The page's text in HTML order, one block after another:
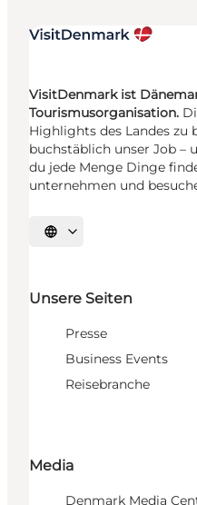
VisitDenmark ist
Tourismusorganisation.
Highlights des Landes zu
buchstäblich unser Job –
du jede Menge Dinge
unternehmen und
Sprache auswählen
Unsere Seiten
Presse
Business Events
Reisebranche
Media
Denmark Media